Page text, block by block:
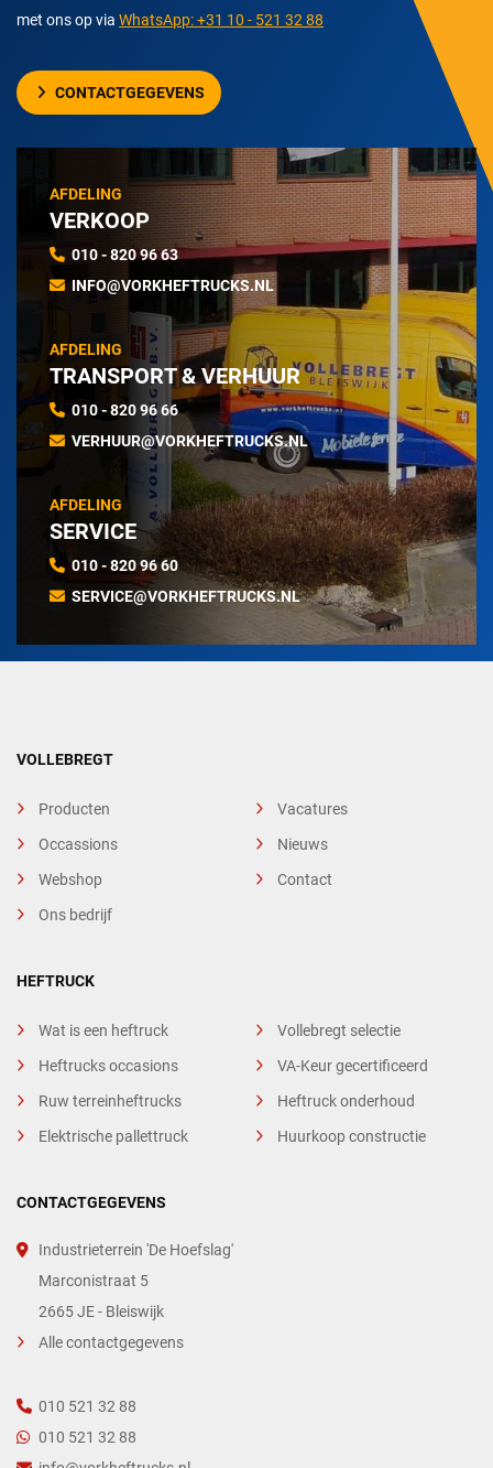
met ons op via WhatsApp: +31 10 - 521 32 88
CONTACTGEGEVENS
AFDELING
VERKOOP
010 - 820 96 63
INFO@VORKHEFTRUCKS.NL
AFDELING
TRANSPORT & VERHUUR
010 - 820 96 66
VERHUUR@VORKHEFTRUCKS.NL
AFDELING
SERVICE
010 - 820 96 60
SERVICE@VORKHEFTRUCKS.NL
VOLLEBREGT
Producten
Occassions
Webshop
Ons bedrijf
Vacatures
Nieuws
Contact
HEFTRUCK
Wat is een heftruck
Heftrucks occasions
Ruw terreinheftrucks
Elektrische pallettruck
Vollebregt selectie
VA-Keur gecertificeerd
Heftruck onderhoud
Huurkoop constructie
CONTACTGEGEVENS
Industrieterrein 'De Hoefslag'
Marconistraat 5
2665 JE - Bleiswijk
Alle contactgegevens
010 521 32 88
010 521 32 88